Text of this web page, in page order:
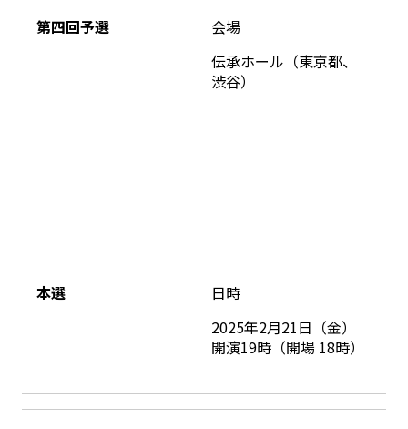
第四回予選
会場
伝承ホール（東京都、
渋谷）
本選
日時
2025年2月21日（金）
開演19時（開場 18時）